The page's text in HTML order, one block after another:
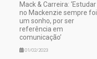
Mack & Carreira: ‘Estudar
no Mackenzie sempre foi
um sonho, por ser
referência em
comunicação’
01/02/2023